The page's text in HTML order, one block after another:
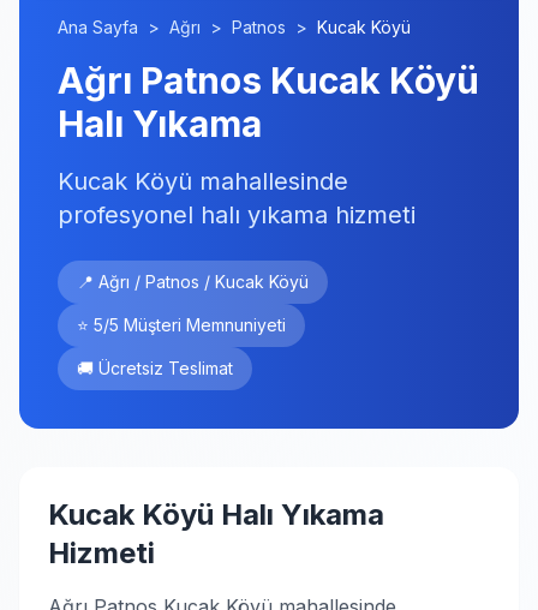
Ana Sayfa > Ağrı > Patnos > Kucak Köyü
Ağrı Patnos Kucak Köyü
Halı Yıkama
Kucak Köyü mahallesinde
profesyonel halı yıkama hizmeti
📍 Ağrı / Patnos / Kucak Köyü
⭐ 5/5 Müşteri Memnuniyeti
🚚 Ücretsiz Teslimat
Kucak Köyü Halı Yıkama
Hizmeti